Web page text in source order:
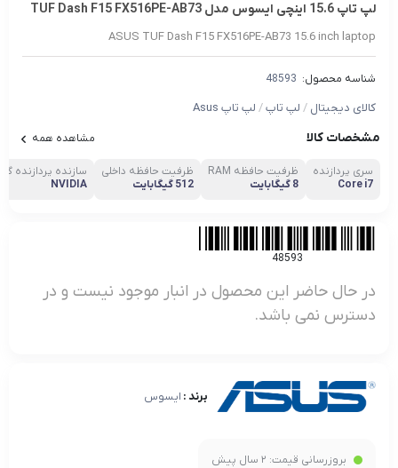
لپ تاپ 15.6 اینچی ایسوس مدل TUF Dash F15 FX516PE-AB73
ASUS TUF Dash F15 FX516PE-AB73 15.6 inch laptop
شناسه محصول: 48593
کالای دیجیتال / لپ تاپ/ لپ تاپ Asus
مشخصات کالا مشاهده همه
سری پردازنده
Core i7
ظرفیت حافظه RAM
8 گیگابایت
ظرفیت حافظه داخلی
512 گیگابایت
سازنده پردازنده
NVIDIA
48593
در حال حاضر این محصول در انبار موجود نیست و در
دسترس نمی باشد.
برند : ایسوس
بروزرسانی قیمت: 2 سال پیش